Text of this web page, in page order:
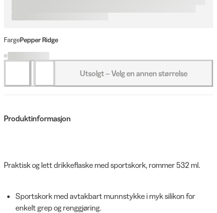
FargePepper Ridge
Utsolgt – Velg en annen størrelse
Produktinformasjon
Praktisk og lett drikkeflaske med sportskork, rommer 532 ml.
Sportskork med avtakbart munnstykke i myk silikon for
enkelt grep og renggjøring.